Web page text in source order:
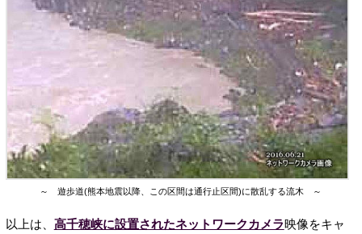
～ 遊歩道(熊本地震以降、この区間は通行止区間)に散乱する流木 ～
以上は、 高千穂峡に設置されたネットワークカメラ映像をキャ